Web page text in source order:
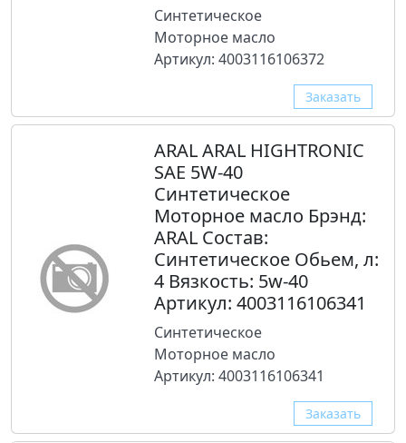
Синтетическое
Моторное масло
Артикул: 4003116106372
Заказать
ARAL ARAL HIGHTRONIC
SAE 5W-40
Синтетическое
Моторное масло Брэнд:
ARAL Состав:
Синтетическое Обьем, л:
4 Вязкость: 5w-40
Артикул: 4003116106341
Синтетическое
Моторное масло
Артикул: 4003116106341
Заказать